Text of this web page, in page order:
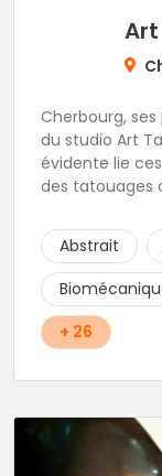
Cherbourg,
du studio Art
évidente lie
des tatouages
d'hygiène les
school, fantasy
Cody et les
idées en
Abstrait
+ 26